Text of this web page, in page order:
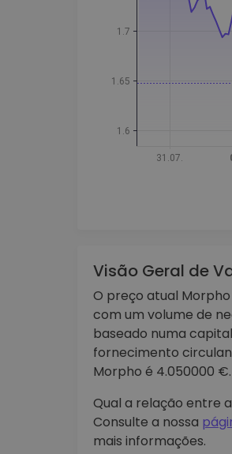
Visão Geral de
O preço atual
com um volume de
baseado numa
fornecimento
Morpho é 4.050000
Qual a relação entre
Consulte a nossa
mais informações.